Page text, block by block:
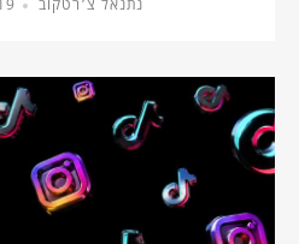
נתנאל צ׳רטקוב 19 ביולי,